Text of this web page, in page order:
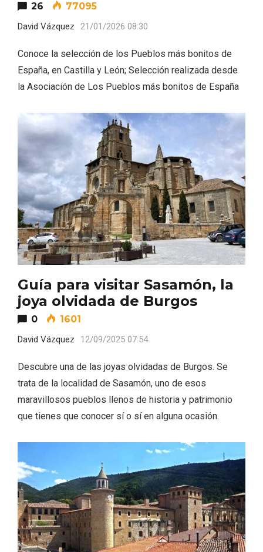
26 77095
David Vázquez 21/01/2026 08:30
Conoce la selección de los Pueblos más bonitos de
España, en Castilla y León; Selección realizada desde
la Asociación de Los Pueblos más bonitos de España
Guía para visitar Sasamón, la
joya olvidada de Burgos
0 1601
David Vázquez 12/09/2025 07:54
Descubre una de las joyas olvidadas de Burgos. Se
trata de la localidad de Sasamón, uno de esos
maravillosos pueblos llenos de historia y patrimonio
que tienes que conocer sí o sí en alguna ocasión.
Fermoselle, ella la bella, el balcón de los
Arribes
Inauguración del Árbol de Navidad a
ganchillo de Moradillo de Roa